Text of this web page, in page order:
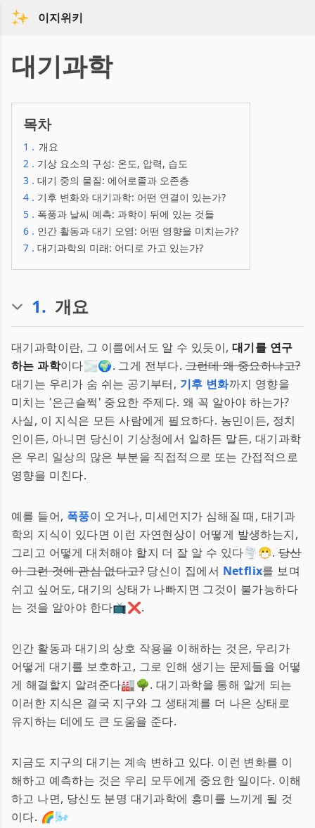
이지위키
대기과학
목차
1 . 개요
2 . 기상 요소의 구성: 온도, 압력, 습도
3 . 대기 중의 물질: 에어로졸과 오존층
4 . 기후 변화와 대기과학: 어떤 연결이 있는가?
5 . 폭풍과 날씨 예측: 과학이 뒤에 있는 것들
6 . 인간 활동과 대기 오염: 어떤 영향을 미치는가?
7 . 대기과학의 미래: 어디로 가고 있는가?
1. 개요
대기과학이란, 그 이름에서도 알 수 있듯이, 대기를 연구
하는 과학이다🌫️🌍. 그게 전부다.그런데 왜 중요하냐고?
대기는 우리가 숨 쉬는 공기부터, 기후 변화까지 영향을
미치는 '은근슬쩍' 중요한 주제다. 왜 꼭 알아야 하는가?
사실, 이 지식은 모든 사람에게 필요하다. 농민이든, 정치
인이든, 아니면 당신이 기상청에서 일하든 말든, 대기과학
은 우리 일상의 많은 부분을 직접적으로 또는 간접적으로
영향을 미친다.
예를 들어, 폭풍이 오거나, 미세먼지가 심해질 때, 대기과
학의 지식이 있다면 이런 자연현상이 어떻게 발생하는지,
그리고 어떻게 대처해야 할지 더 잘 알 수 있다🌪️😷. 당신
이 그런 것에 관심 없다고? 당신이 집에서 Netflix를 보며
쉬고 싶어도, 대기의 상태가 나빠지면 그것이 불가능하다
는 것을 알아야 한다📺❌.
인간 활동과 대기의 상호 작용을 이해하는 것은, 우리가
어떻게 대기를 보호하고, 그로 인해 생기는 문제들을 어떻
게 해결할지 알려준다🏭🌳. 대기과학을 통해 알게 되는
이러한 지식은 결국 지구와 그 생태계를 더 나은 상태로
유지하는 데에도 큰 도움을 준다.
지금도 지구의 대기는 계속 변하고 있다. 이런 변화를 이
해하고 예측하는 것은 우리 모두에게 중요한 일이다. 이해
하고 나면, 당신도 분명 대기과학에 흥미를 느끼게 될 것
이다. 🌈🌬️